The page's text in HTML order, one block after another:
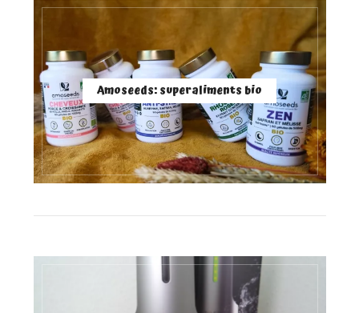
Amoseeds: superaliments bio